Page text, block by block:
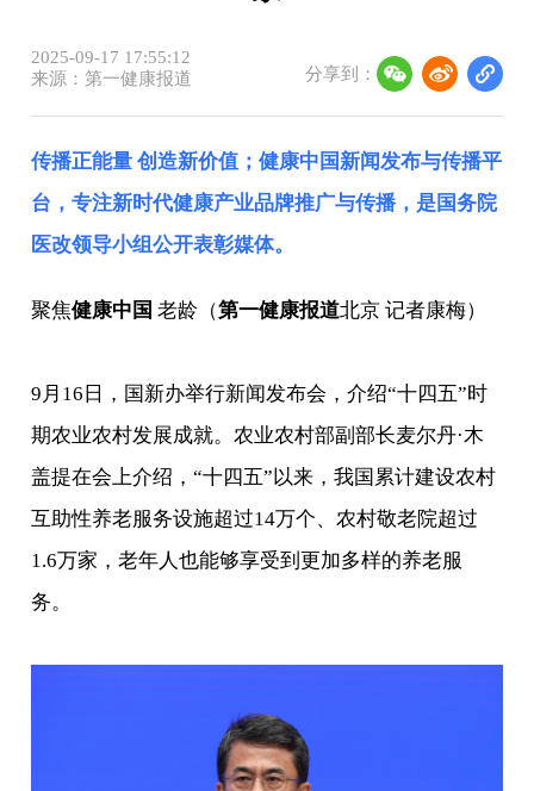
2025-09-17 17:55:12
来源：第一健康报道
分享到：
传播正能量 创造新价值；健康中国新闻发布与传播平
台，专注新时代健康产业品牌推广与传播，是国务院
医改领导小组公开表彰媒体。
聚焦健康中国 老龄（第一健康报道北京 记者康梅）
9月16日，国新办举行新闻发布会，介绍“十四五”时
期农业农村发展成就。农业农村部副部长麦尔丹·木
盖提在会上介绍，“十四五”以来，我国 累计建设农村
互助性养老服务设施超过14万个、农村敬老院超过
1.6万家，老年人也能够享受到更加多样的养老服
务。